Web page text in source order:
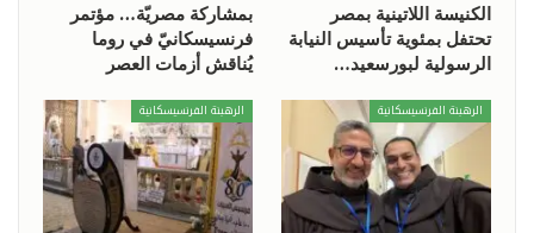
الكنيسة اللاتينية بمصر
تحتفل بمئوية تأسيس النيابة
الرسولية لبورسعيد…
بمشاركة مصريّة… مؤتمر
فرنسيسكانيّ في روما
يُناقش أزمات العصر
الرهبنة الفرنسيسكانية الرهبنة الفرنسيسكانية